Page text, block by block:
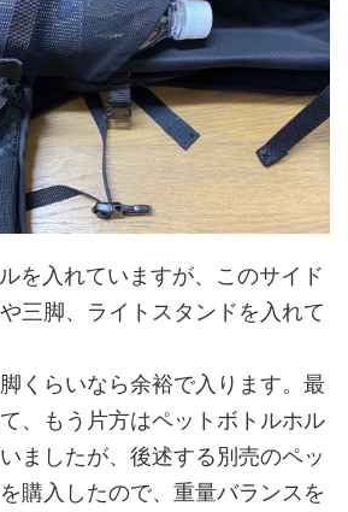
を入れていますが、このサイド
三脚、ライトスタンドを入れて
くらいなら余裕で入ります。最
、もう片方はペットボトルホル
ましたが、後述する別売のペッ
購入したので、重量バランスを